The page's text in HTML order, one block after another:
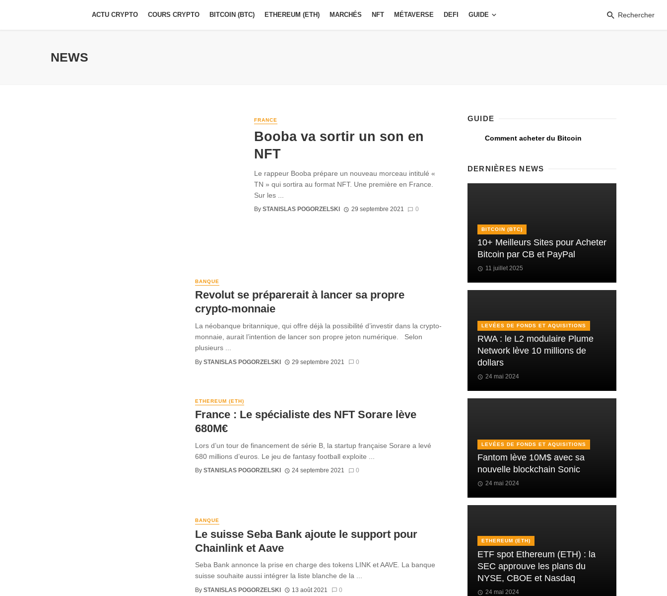
ACTU CRYPTO COURS CRYPTO BITCOIN (BTC) ETHEREUM (ETH) MARCHÉS NFT MÉTAVERSE DEFI GUIDE Rechercher
NEWS
FRANCE
Booba va sortir un son en
NFT
Le rappeur Booba prépare un nouveau morceau intitulé «
TN » qui sortira au format NFT. Une première en France.
Sur les ...
By STANISLAS POGORZELSKI 29 septembre 2021 0
BANQUE
Revolut se préparerait à lancer sa propre
crypto-monnaie
La néobanque britannique, qui offre déjà la possibilité d’investir dans la crypto-
monnaie, aurait l’intention de lancer son propre jeton numérique. Selon
plusieurs ...
By STANISLAS POGORZELSKI 29 septembre 2021 0
ETHEREUM (ETH)
France : Le spécialiste des NFT Sorare lève
680M€
Lors d’un tour de financement de série B, la startup française Sorare a levé
680 millions d’euros. Le jeu de fantasy football exploite ...
By STANISLAS POGORZELSKI 24 septembre 2021 0
BANQUE
Le suisse Seba Bank ajoute le support pour
Chainlink et Aave
Seba Bank annonce la prise en charge des tokens LINK et AAVE. La banque
suisse souhaite aussi intégrer la liste blanche de la ...
By STANISLAS POGORZELSKI 13 août 2021 0
GUIDE
Comment acheter du Bitcoin
DERNIÈRES NEWS
BITCOIN (BTC)
10+ Meilleurs Sites pour Acheter
Bitcoin par CB et PayPal
11 juillet 2025
LEVÉES DE FONDS ET AQUISITIONS
RWA : le L2 modulaire Plume
Network lève 10 millions de
dollars
24 mai 2024
LEVÉES DE FONDS ET AQUISITIONS
Fantom lève 10M$ avec sa
nouvelle blockchain Sonic
24 mai 2024
ETHEREUM (ETH)
ETF spot Ethereum (ETH) : la
SEC approuve les plans du
NYSE, CBOE et Nasdaq
24 mai 2024